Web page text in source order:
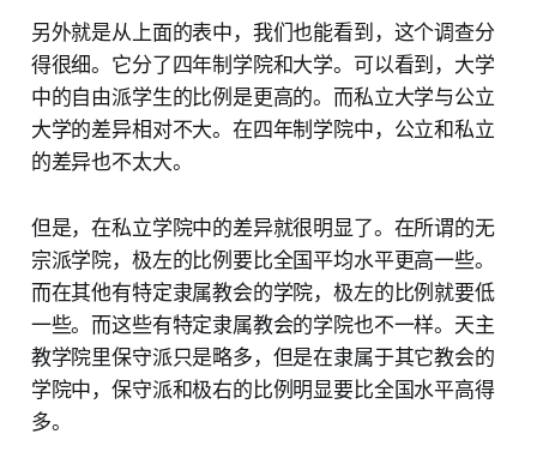
另外就是从上面的表中，我们也能看到，这个调查分
得很细。它分了四年制学院和大学。可以看到，大学
中的自由派学生的比例是更高的。而私立大学与公立
大学的差异相对不大。在四年制学院中，公立和私立
的差异也不太大。
但是，在私立学院中的差异就很明显了。在所谓的无
宗派学院，极左的比例要比全国平均水平更高一些。
而在其他有特定隶属教会的学院，极左的比例就要低
一些。而这些有特定隶属教会的学院也不一样。天主
教学院里保守派只是略多，但是在隶属于其它教会的
学院中，保守派和极右的比例明显要比全国水平高得
多。